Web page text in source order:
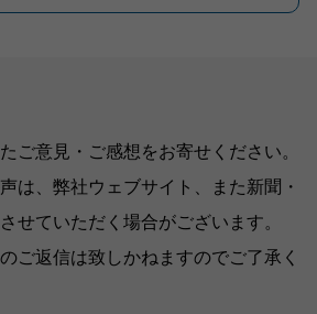
ご意見・ご感想をお寄せください。
は、弊社ウェブサイト、また新聞・
せていただく場合がございます。
ご返信は致しかねますのでご了承く